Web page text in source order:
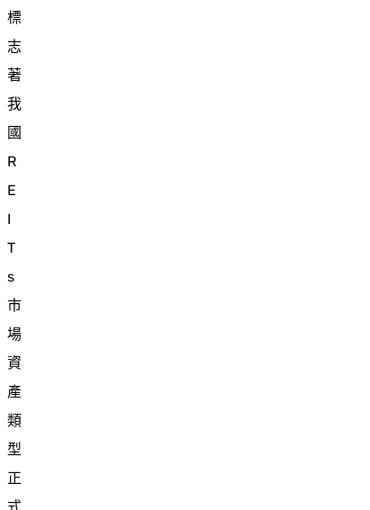
標
志
著
我
國
R
E
I
T
s
市
場
資
產
類
型
正
式